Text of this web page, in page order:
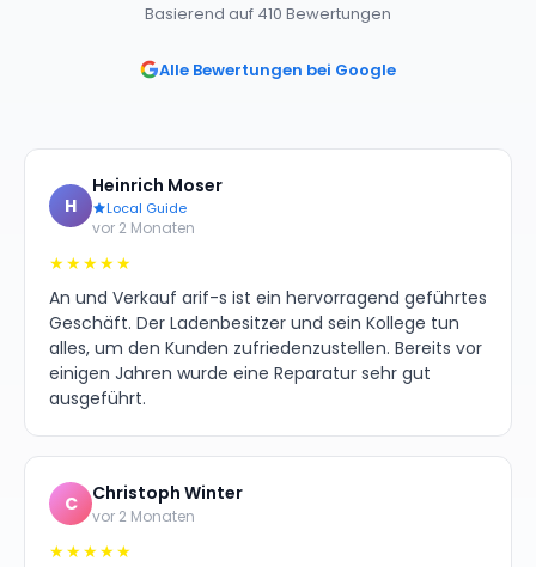
Basierend auf 410 Bewertungen
Alle Bewertungen bei Google
H
Heinrich Moser
Local Guide
vor 2 Monaten
★★★★★
An und Verkauf arif-s ist ein hervorragend geführtes
Geschäft. Der Ladenbesitzer und sein Kollege tun
alles, um den Kunden zufriedenzustellen. Bereits vor
einigen Jahren wurde eine Reparatur sehr gut
ausgeführt.
C Christoph Winter
vor 2 Monaten
★★★★★